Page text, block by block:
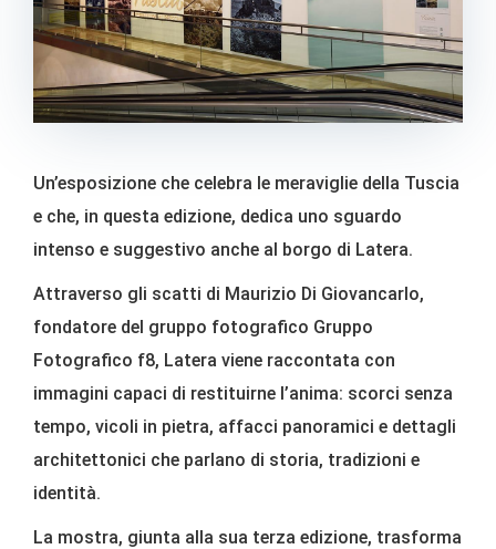
Un’esposizione che celebra le meraviglie della Tuscia
e che, in questa edizione, dedica uno sguardo
intenso e suggestivo anche al borgo di Latera.
Attraverso gli scatti di Maurizio Di Giovancarlo,
fondatore del gruppo fotografico Gruppo
Fotografico f8, Latera viene raccontata con
immagini capaci di restituirne l’anima: scorci senza
tempo, vicoli in pietra, affacci panoramici e dettagli
architettonici che parlano di storia, tradizioni e
identità.
La mostra, giunta alla sua terza edizione, trasforma